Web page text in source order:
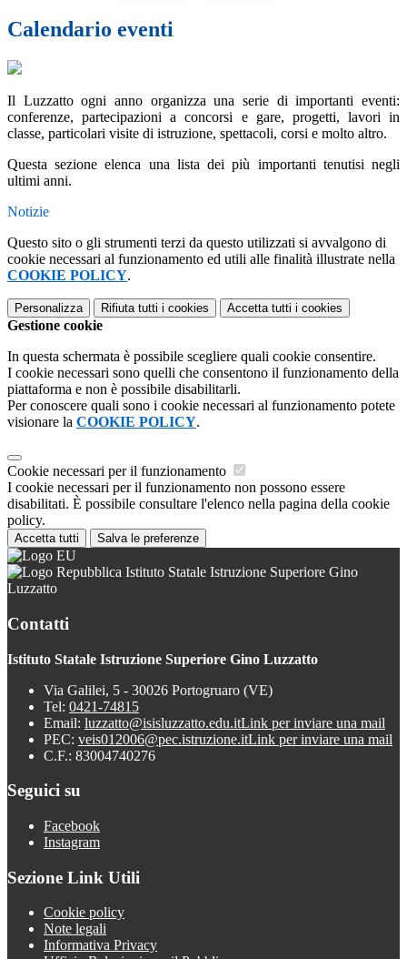
Calendario eventi
Il Luzzatto ogni anno organizza una serie di importanti eventi:
conferenze, partecipazioni a concorsi e gare, progetti, lavori in
classe, particolari visite di istruzione, spettacoli, corsi e molto altro.
Questa sezione elenca una lista dei più importanti tenutisi negli
ultimi anni.
Notizie
Questo sito o gli strumenti terzi da questo utilizzati si avvalgono di
cookie necessari al funzionamento ed utili alle finalità illustrate nella
COOKIE POLICY.
Personalizza Rifiuta tutti i cookies Accetta tutti i cookies
Gestione cookie
In questa schermata è possibile scegliere quali cookie consentire.
I cookie necessari sono quelli che consentono il funzionamento della
piattaforma e non è possibile disabilitarli.
Per conoscere quali sono i cookie necessari al funzionamento potete
visionare la COOKIE POLICY.
Cookie necessari per il funzionamento
I cookie necessari per il funzionamento non possono essere
disabilitati. È possibile consultare l'elenco nella pagina della cookie
policy.
Accetta tutti Salva le preferenze
Istituto Statale Istruzione Superiore Gino
Luzzatto
Contatti
Istituto Statale Istruzione Superiore Gino Luzzatto
Via Galilei, 5 - 30026 Portogruaro (VE)
Tel: 0421-74815
Email: luzzatto@isisluzzatto.edu.itLink per inviare una mail
PEC: veis012006@pec.istruzione.itLink per inviare una mail
C.F.: 83004740276
Seguici su
Facebook
Instagram
Sezione Link Utili
Cookie policy
Note legali
Informativa Privacy